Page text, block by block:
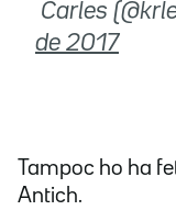
 Carles
de 2017
Tampoc ho ha
Antich.